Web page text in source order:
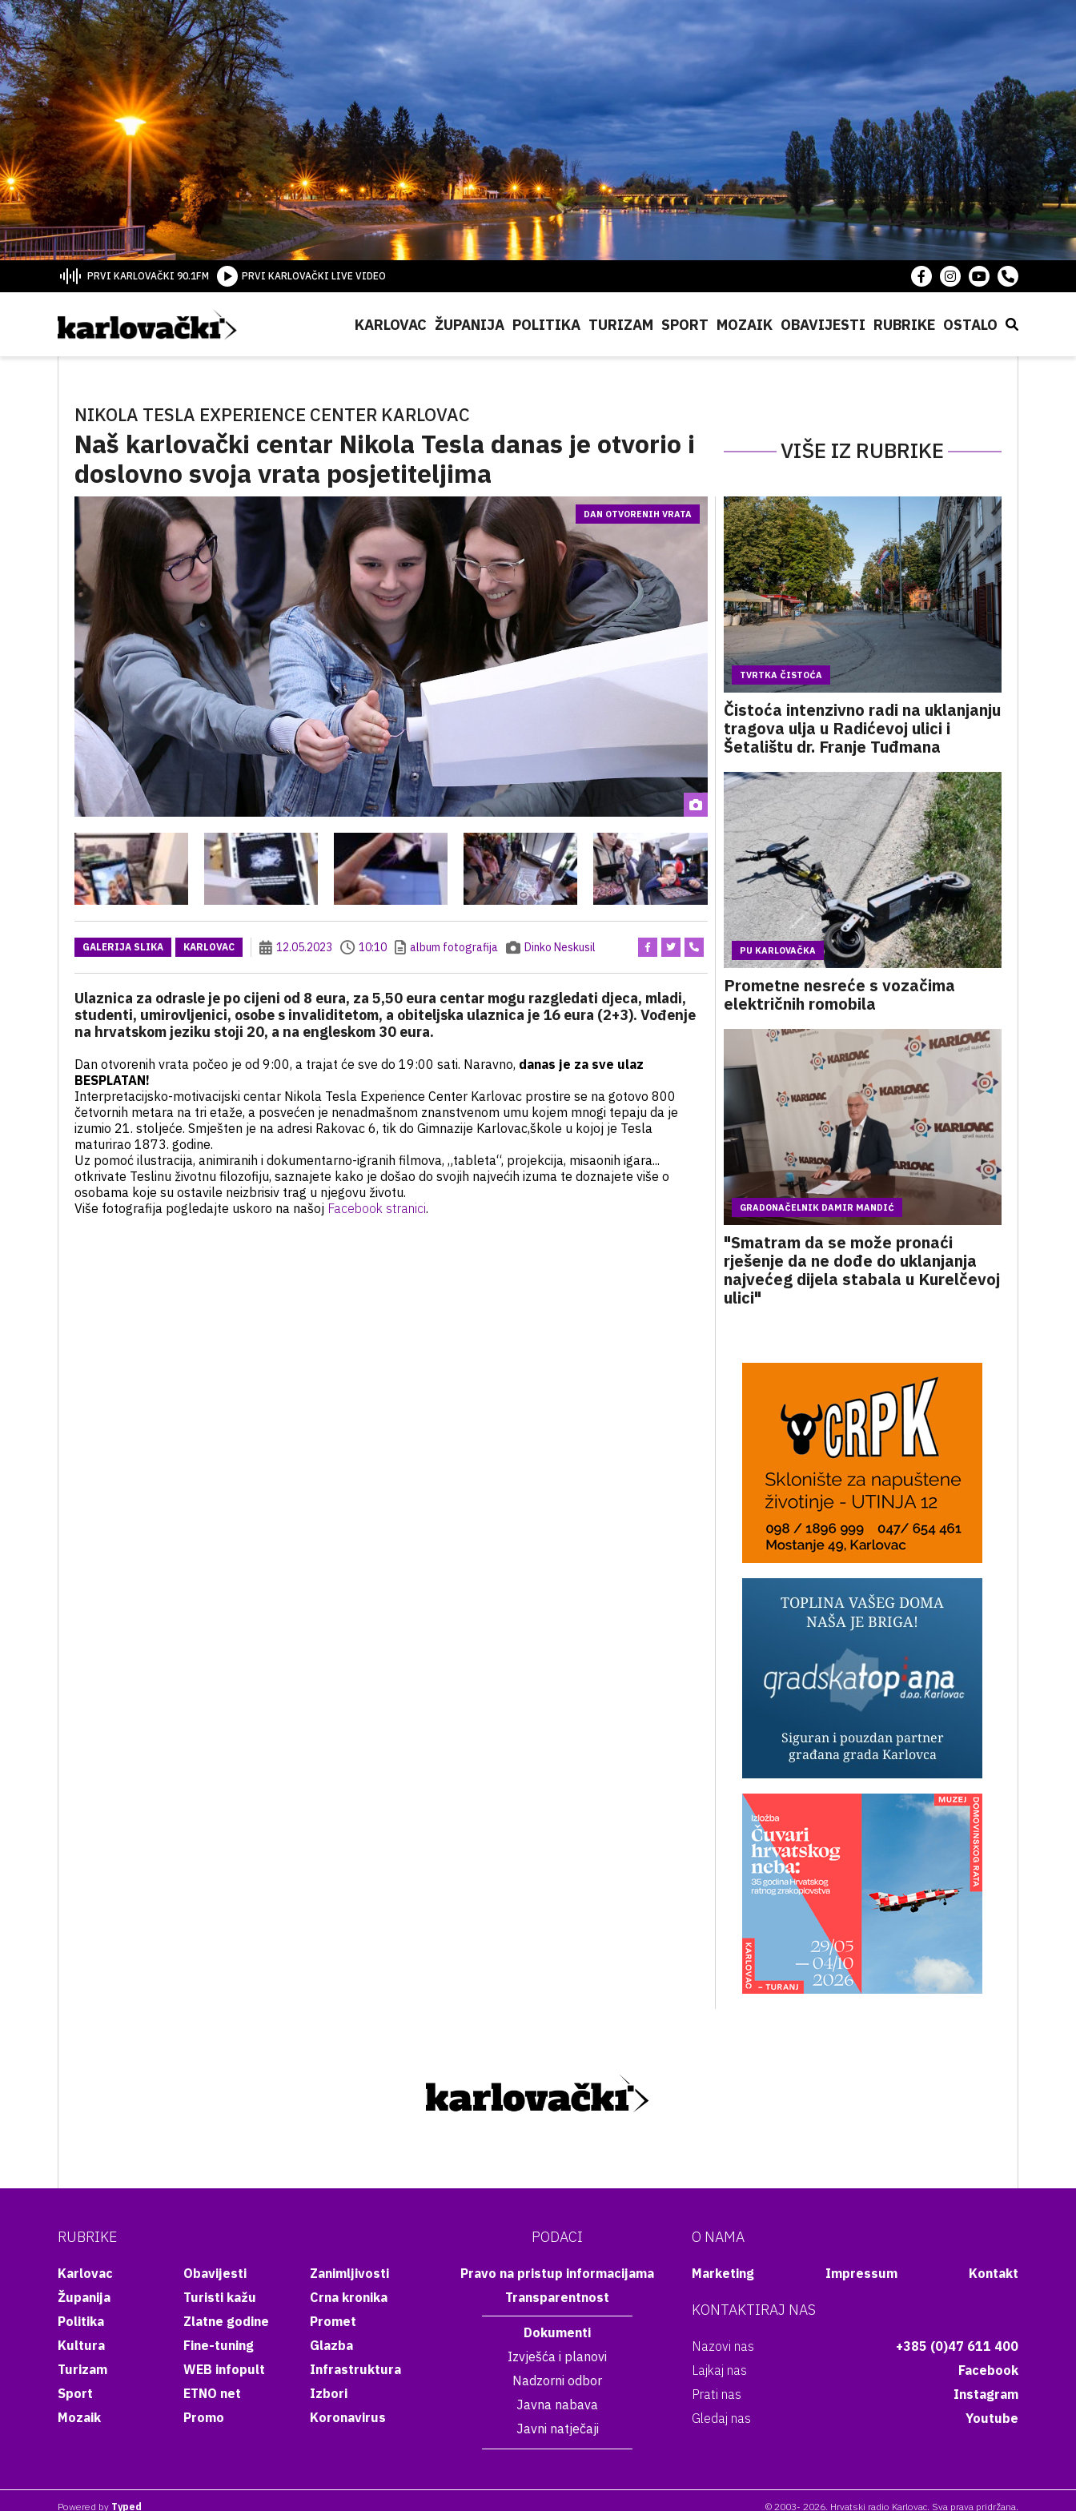
PRVI KARLOVAČKI 90.1FM PRVI KARLOVAČKI LIVE VIDEO
KARLOVAC ŽUPANIJA POLITIKA TURIZAM SPORT MOZAIK OBAVIJESTI RUBRIKE OSTALO
NIKOLA TESLA EXPERIENCE CENTER KARLOVAC
Naš karlovački centar Nikola Tesla danas je otvorio i
doslovno svoja vrata posjetiteljima
VIŠE IZ RUBRIKE
DAN OTVORENIH VRATA
GALERIJA SLIKA KARLOVAC 12.05.2023 10:10 album fotografija Dinko Neskusil
Ulaznica za odrasle je po cijeni od 8 eura, za 5,50 eura centar mogu razgledati djeca, mladi,
studenti, umirovljenici, osobe s invaliditetom, a obiteljska ulaznica je 16 eura (2+3). Vođenje
na hrvatskom jeziku stoji 20, a na engleskom 30 eura.
Dan otvorenih vrata počeo je od 9:00, a trajat će sve do 19:00 sati. Naravno, danas je za sve ulaz
BESPLATAN!
Interpretacijsko-motivacijski centar Nikola Tesla Experience Center Karlovac prostire se na gotovo 800
četvornih metara na tri etaže, a posvećen je nenadmašnom znanstvenom umu kojem mnogi tepaju da je
izumio 21. stoljeće. Smješten je na adresi Rakovac 6, tik do Gimnazije Karlovac,škole u kojoj je Tesla
maturirao 1873. godine.
Uz pomoć ilustracija, animiranih i dokumentarno-igranih filmova, „tableta“, projekcija, misaonih igara...
otkrivate Teslinu životnu filozofiju, saznajete kako je došao do svojih najvećih izuma te doznajete više o
osobama koje su ostavile neizbrisiv trag u njegovu životu.
Više fotografija pogledajte uskoro na našoj Facebook stranici.
TVRTKA ČISTOĆA
Čistoća intenzivno radi na uklanjanju
tragova ulja u Radićevoj ulici i
Šetalištu dr. Franje Tuđmana
PU KARLOVAČKA
Prometne nesreće s vozačima
električnih romobila
GRADONAČELNIK DAMIR MANDIĆ
"Smatram da se može pronaći
rješenje da ne dođe do uklanjanja
najvećeg dijela stabala u Kurelčevoj
ulici"
RUBRIKE
Karlovac
Županija
Politika
Kultura
Turizam
Sport
Mozaik
Obavijesti
Turisti kažu
Zlatne godine
Fine-tuning
WEB infopult
ETNO net
Promo
Zanimljivosti
Crna kronika
Promet
Glazba
Infrastruktura
Izbori
Koronavirus
PODACI
Pravo na pristup informacijama
Transparentnost
Dokumenti
Izvješća i planovi
Nadzorni odbor
Javna nabava
Javni natječaji
O NAMA
Marketing Impressum Kontakt
KONTAKTIRAJ NAS
Nazovi nas
+385 (0)47 611 400
Lajkaj nas
Facebook
Prati nas
Instagram
Gledaj nas
Youtube
Powered by Typed © 2003- 2026. Hrvatski radio Karlovac. Sva prava pridržana.